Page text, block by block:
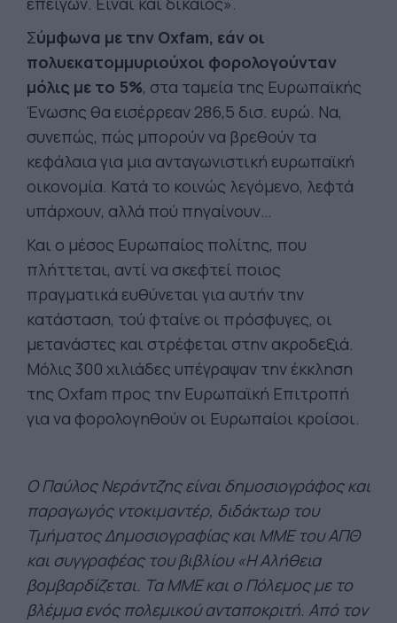
Σύμφωνα με την Oxfam, εάν οι
πολυεκατομμυριούχοι φορολογούνταν
μόλις με το 5%, στα ταμεία της Ευρωπαϊκής
Ένωσης θα εισέρρεαν 286,5 δισ. ευρώ. Να,
συνεπώς, πώς μπορούν να βρεθούν τα
κεφάλαια για μια ανταγωνιστική ευρωπαϊκή
οικονομία. Κατά το κοινώς λεγόμενο, λεφτά
υπάρχουν, αλλά πού πηγαίνουν…
Και ο μέσος Ευρωπαίος πολίτης, που
πλήττεται, αντί να σκεφτεί ποιος
πραγματικά ευθύνεται για αυτήν την
κατάσταση, τού φταίνε οι πρόσφυγες, οι
μετανάστες και στρέφεται στην ακροδεξιά.
Μόλις 300 χιλιάδες υπέγραψαν την έκκληση
της Oxfam προς την Ευρωπαϊκή Επιτροπή
για να φορολογηθούν οι Ευρωπαίοι κροίσοι.
Ο Παύλος Νεράντζης είναι δημοσιογράφος και
παραγωγός ντοκιμαντέρ, διδάκτωρ του
Τμήματος Δημοσιογραφίας και ΜΜΕ του ΑΠΘ
και συγγραφέας του βιβλίου «Η Αλήθεια
βομβαρδίζεται. Τα ΜΜΕ και ο Πόλεμος με το
βλέμμα ενός πολεμικού ανταποκριτή. Από τον